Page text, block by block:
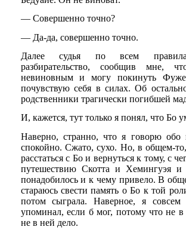
— Совершенно точно?
— Да-да, совершенно точно.
Далее судья по всем
разбирательство, сообщив мне,
невиновным и могу покинуть
почувствую себя в силах. Об
родственники трагически погибшей
И, кажется, тут только я понял, что Бо
Наверно, странно, что я говорю обо
спокойно. Сжато, сухо. Но, в общем-
расстаться с Бо и вернуться к тому, с
путешествию Скотта и Хемингуэя
понадобилось и к чему привело. В
стараюсь свести память о Бо к той
потом сыграла. Наверное, я
упоминал, если б мог, потому что не
не в ней дело.